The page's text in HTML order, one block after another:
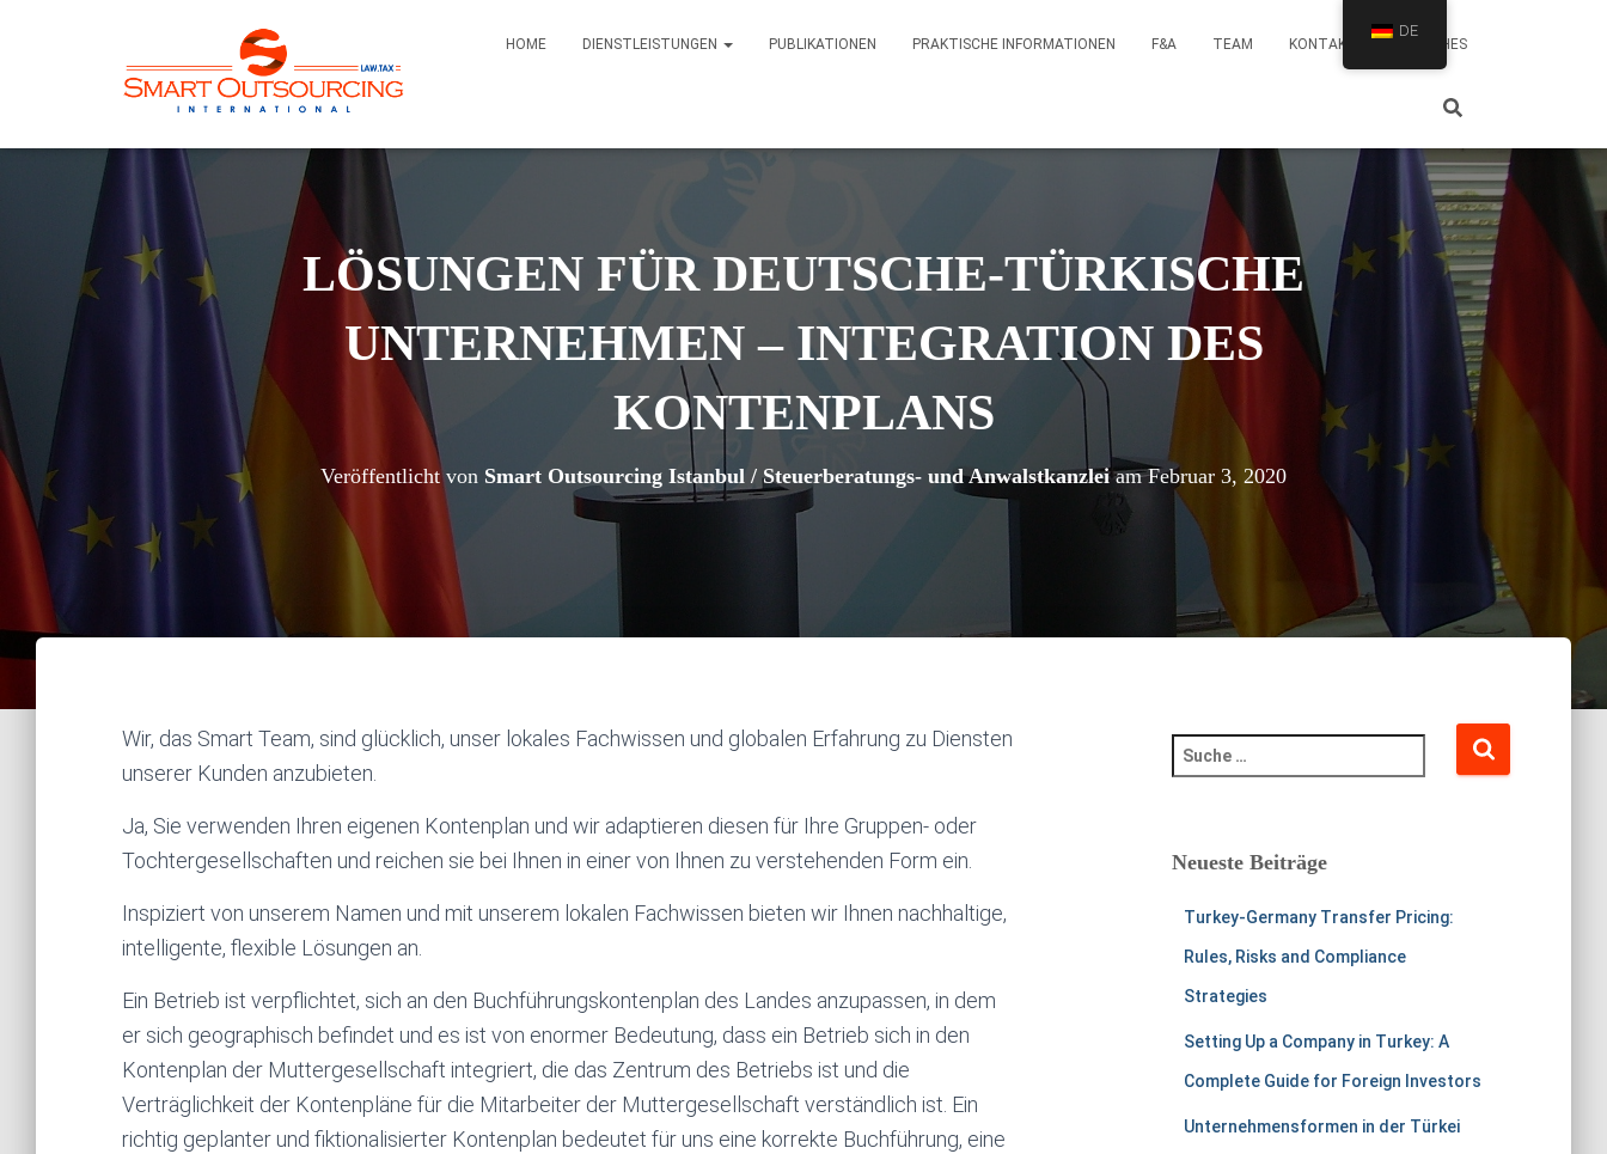
HOME DIENSTLEISTUNGEN PUBLIKATIONEN PRAKTISCHE INFORMATIONEN F&A TEAM KONTAKT BRANCHES
LÖSUNGEN FÜR DEUTSCHE-TÜRKISCHE
UNTERNEHMEN – INTEGRATION DES
KONTENPLANS
Veröffentlicht von Smart Outsourcing Istanbul / Steuerberatungs- und AnwalstkanzleiamFebruar 3, 2020
Wir, das Smart Team, sind glücklich, unser lokales Fachwissen und globalen Erfahrung zu Diensten
unserer Kunden anzubieten.
Ja, Sie verwenden Ihren eigenen Kontenplan und wir adaptieren diesen für Ihre Gruppen- oder
Tochtergesellschaften und reichen sie bei Ihnen in einer von Ihnen zu verstehenden Form ein.
Inspiziert von unserem Namen und mit unserem lokalen Fachwissen bieten wir Ihnen nachhaltige,
intelligente, flexible Lösungen an.
Ein Betrieb ist verpflichtet, sich an den Buchführungskontenplan des Landes anzupassen, in dem
er sich geographisch befindet und es ist von enormer Bedeutung, dass ein Betrieb sich in den
Kontenplan der Muttergesellschaft integriert, die das Zentrum des Betriebs ist und die
Verträglichkeit der Kontenpläne für die Mitarbeiter der Muttergesellschaft verständlich ist. Ein
richtig geplanter und fiktionalisierter Kontenplan bedeutet für uns eine korrekte Buchführung, eine
u
e
Neueste Beiträge
Turkey-Germany Transfer Pricing:
Rules, Risks and Compliance
Strategies
Setting Up a Company in Turkey: A
Complete Guide for Foreign Investors
Unternehmensformen in der Türkei
DE